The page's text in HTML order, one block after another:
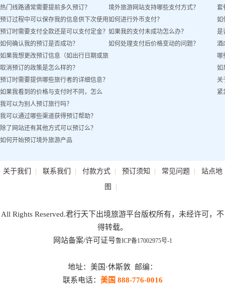
热门线路通常需要提前多久预订？
预订过程中可以保存我的信息供下次使用
吗？
预订时需要支付全款还是可以支付定金？
如何确认我的预订是否成功？
如果我想更改预订信息（如出行日期或旅
客姓名）怎么办？
取消预订的政策是怎么样的？
预订时需要提供哪些旅行者的详细信息？
如果我看到的价格与支付时不同，怎么
办？
我可以为别人预订旅行吗？
我可以通过哪些渠道获得预订帮助？
除了网站还有其他方式可以预订么？
如何开始预订境外旅游产品
境外旅游网站支持哪些支付方式？
如何进行外币支付？
如果我的支付未成功怎么办？
如何处理支付后价格变动的问题？
套
如
是
酒
哪
如
关
紧
关于我们 | 联系我们 | 付款方式| 预订须知 | 常见问题| 站点地
图 |
All Rights Reserved.君行天下出境旅游平台版权所有，未经许可，不
得转载。
网站备案/许可证号鲁ICP备17002975号-1
地址：美国·休斯敦 邮编：
联系电话： 美国 888-776-0016